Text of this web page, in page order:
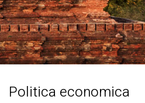
Politica economica